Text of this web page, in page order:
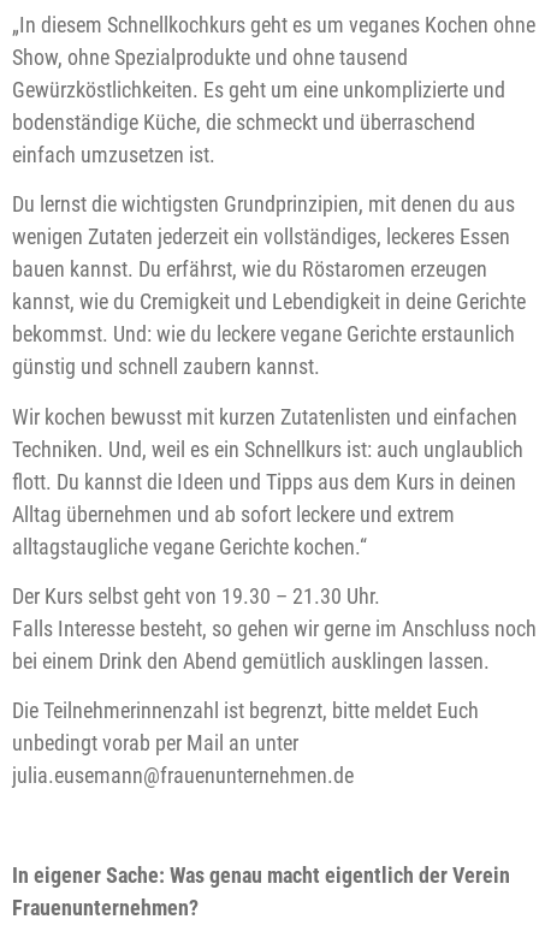
„In diesem Schnellkochkurs geht es um veganes Kochen ohne
Show, ohne Spezialprodukte und ohne tausend
Gewürzköstlichkeiten. Es geht um eine unkomplizierte und
bodenständige Küche, die schmeckt und überraschend
einfach umzusetzen ist.
Du lernst die wichtigsten Grundprinzipien, mit denen du aus
wenigen Zutaten jederzeit ein vollständiges, leckeres Essen
bauen kannst. Du erfährst, wie du Röstaromen erzeugen
kannst, wie du Cremigkeit und Lebendigkeit in deine Gerichte
bekommst. Und: wie du leckere vegane Gerichte erstaunlich
günstig und schnell zaubern kannst.
Wir kochen bewusst mit kurzen Zutatenlisten und einfachen
Techniken. Und, weil es ein Schnellkurs ist: auch unglaublich
flott. Du kannst die Ideen und Tipps aus dem Kurs in deinen
Alltag übernehmen und ab sofort leckere und extrem
alltagstaugliche vegane Gerichte kochen.“
Der Kurs selbst geht von 19.30 – 21.30 Uhr.
Falls Interesse besteht, so gehen wir gerne im Anschluss noch
bei einem Drink den Abend gemütlich ausklingen lassen.
Die Teilnehmerinnenzahl ist begrenzt, bitte meldet Euch
unbedingt vorab per Mail an unter
julia.eusemann@frauenunternehmen.de
In eigener Sache: Was genau macht eigentlich der Verein
Frauenunternehmen?